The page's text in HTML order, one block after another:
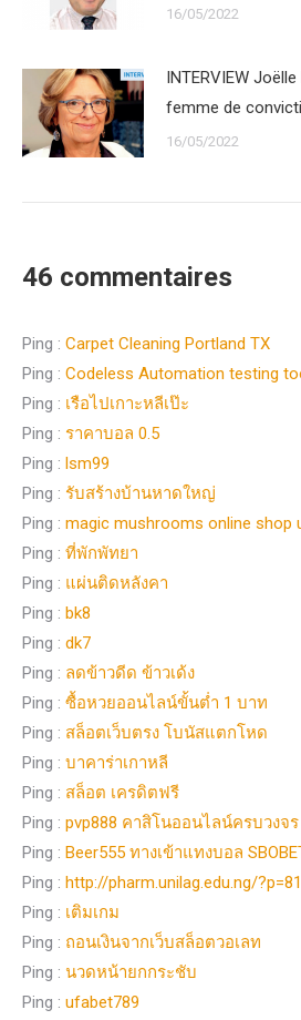
16/05/2022
INTERVIEW
femme de
16/05/2022
46 commentaires
Ping : Carpet Cleaning Portland TX
Ping : Codeless Automation testing
Ping : เรือไปเกาะหลีเป๊ะ
Ping : ราคาบอล 0.5
Ping : lsm99
Ping : รับสร้างบ้านหาดใหญ่
Ping : magic mushrooms online shop
Ping : ที่พักพัทยา
Ping : แผ่นติดหลังคา
Ping : bk8
Ping : dk7
Ping : ลดข้าวดีด ข้าวเด้ง
Ping : ซื้อหวยออนไลน์ขั้นต่ำ 1 บาท
Ping : สล็อตเว็บตรง โบนัสแตกโหด
Ping : บาคาร่าเกาหลี
Ping : สล็อต เครดิตฟรี
Ping : pvp888 คาสิโนออนไลน์ครบวงจร
Ping : Beer555 ทางเข้าแทงบอล
Ping : http://pharm.unilag.edu.ng/
Ping : เติมเกม
Ping : ถอนเงินจากเว็บสล็อตวอเลท
Ping : นวดหน้ายกกระชับ
Ping : ufabet789